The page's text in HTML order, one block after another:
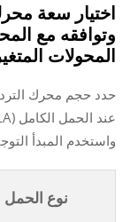
وتوافقه مع
المحولات
واستخدم المبدأ
نوع الحمل